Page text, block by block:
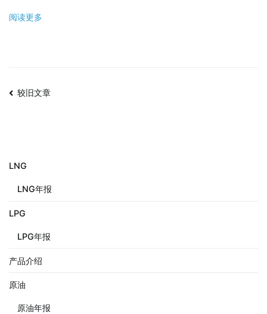
阅读更多
较旧文章
LNG
LNG年报
LPG
LPG年报
产品介绍
原油
原油年报